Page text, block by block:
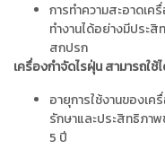
การทำความสะอาดเค
ทำงานได้อย่างมีประ
สกปรก
เครื่องกำจัดไรฝุ่น สามารถใช้
อายุการใช้งานของเ
รักษาและประสิทธิภา
5 ปี